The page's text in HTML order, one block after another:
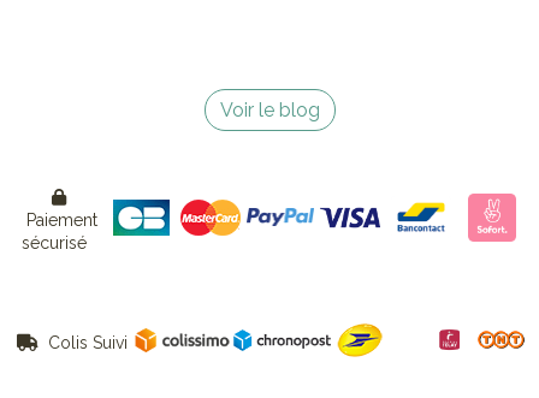
Voir le blog

Paiement
sécurisé
 Colis Suivi